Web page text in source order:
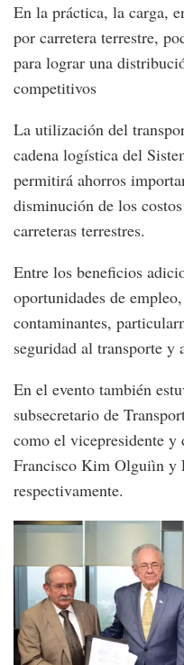
En la práctica, la carga,
por carretera terrestre,
para lograr una
competitivos
La utilización del
cadena logística del
permitirá ahorros
disminución de los
carreteras terrestres.
Entre los beneficios
oportunidades de
contaminantes,
seguridad al transporte y
En el evento también
subsecretario de
como el vicepresidente
Francisco Kim Olguiìn y
respectivamente.